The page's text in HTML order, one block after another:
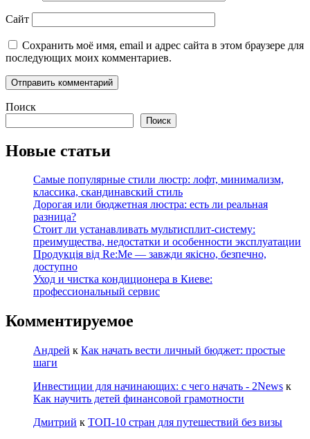
Сайт
Сохранить моё имя, email и адрес сайта в этом браузере для
последующих моих комментариев.
Поиск
Поиск
Новые статьи
Самые популярные стили люстр: лофт, минимализм,
классика, скандинавский стиль
Дорогая или бюджетная люстра: есть ли реальная
разница?
Стоит ли устанавливать мультисплит-систему:
преимущества, недостатки и особенности эксплуатации
Продукція від Re:Me — завжди якісно, безпечно,
доступно
Уход и чистка кондиционера в Киеве:
профессиональный сервис
Комментируемое
Андрей к Как начать вести личный бюджет: простые
шаги
Инвестиции для начинающих: с чего начать - 2News к
Как научить детей финансовой грамотности
Дмитрий к ТОП-10 стран для путешествий без визы